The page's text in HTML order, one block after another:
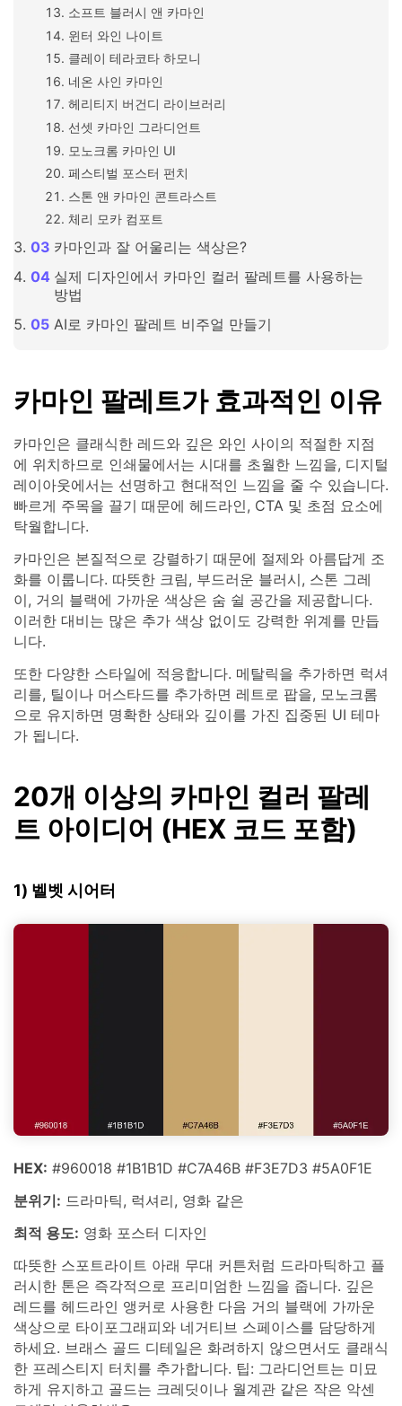
소프트 블러시 앤 카마인
윈터 와인 나이트
클레이 테라코타 하모니
네온 사인 카마인
헤리티지 버건디 라이브러리
선셋 카마인 그라디언트
모노크롬 카마인 UI
페스티벌 포스터 펀치
스톤 앤 카마인 콘트라스트
체리 모카 컴포트
카마인과 잘 어울리는 색상은?
실제 디자인에서 카마인 컬러 팔레트를 사용하는
방법
AI로 카마인 팔레트 비주얼 만들기
카마인 팔레트가 효과적인 이유
카마인은 클래식한 레드와 깊은 와인 사이의 적절한 지점
에 위치하므로 인쇄물에서는 시대를 초월한 느낌을, 디지털
레이아웃에서는 선명하고 현대적인 느낌을 줄 수 있습니다.
빠르게 주목을 끌기 때문에 헤드라인, CTA 및 초점 요소에
탁월합니다.
카마인은 본질적으로 강렬하기 때문에 절제와 아름답게 조
화를 이룹니다. 따뜻한 크림, 부드러운 블러시, 스톤 그레
이, 거의 블랙에 가까운 색상은 숨 쉴 공간을 제공합니다.
이러한 대비는 많은 추가 색상 없이도 강력한 위계를 만듭
니다.
또한 다양한 스타일에 적응합니다. 메탈릭을 추가하면 럭셔
리를, 틸이나 머스타드를 추가하면 레트로 팝을, 모노크롬
으로 유지하면 명확한 상태와 깊이를 가진 집중된 UI 테마
가 됩니다.
20개 이상의 카마인 컬러 팔레
트 아이디어 (HEX 코드 포함)
1) 벨벳 시어터
HEX: #960018 #1B1B1D #C7A46B #F3E7D3 #5A0F1E
분위기: 드라마틱, 럭셔리, 영화 같은
최적 용도: 영화 포스터 디자인
따뜻한 스포트라이트 아래 무대 커튼처럼 드라마틱하고 플
러시한 톤은 즉각적으로 프리미엄한 느낌을 줍니다. 깊은
레드를 헤드라인 앵커로 사용한 다음 거의 블랙에 가까운
색상으로 타이포그래피와 네거티브 스페이스를 담당하게
하세요. 브래스 골드 디테일은 화려하지 않으면서도 클래식
한 프레스티지 터치를 추가합니다. 팁: 그라디언트는 미묘
하게 유지하고 골드는 크레딧이나 월계관 같은 작은 악센